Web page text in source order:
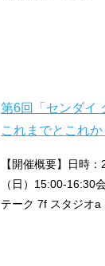
第6回「センダイ
これまでとこれ
【開催概要】日時
（日）15:00-16:30
テーク 7f スタジオa